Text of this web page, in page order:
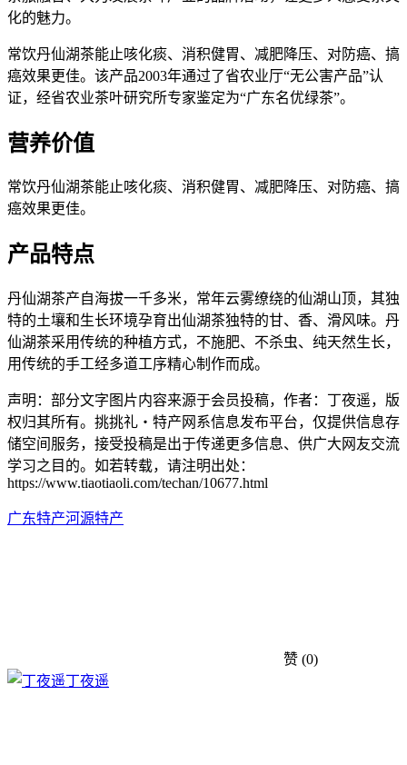
化的魅力。
常饮丹仙湖茶能止咳化痰、消积健胃、减肥降压、对防癌、搞
癌效果更佳。该产品2003年通过了省农业厅“无公害产品”认
证，经省农业茶叶研究所专家鉴定为“广东名优绿茶”。
营养价值
常饮丹仙湖茶能止咳化痰、消积健胃、减肥降压、对防癌、搞
癌效果更佳。
产品特点
丹仙湖茶产自海拔一千多米，常年云雾缭绕的仙湖山顶，其独
特的土壤和生长环境孕育出仙湖茶独特的甘、香、滑风味。丹
仙湖茶采用传统的种植方式，不施肥、不杀虫、纯天然生长，
用传统的手工经多道工序精心制作而成。
声明：部分文字图片内容来源于会员投稿，作者：丁夜遥，版
权归其所有。挑挑礼・特产网系信息发布平台，仅提供信息存
储空间服务，接受投稿是出于传递更多信息、供广大网友交流
学习之目的。如若转载，请注明出处：
https://www.tiaotiaoli.com/techan/10677.html
广东特产河源特产
赞 (0)
丁夜遥